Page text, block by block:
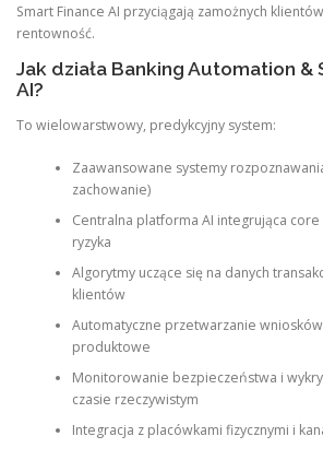
Smart Finance AI przyciągają zamożnych
rentowność.
Jak działa Banking Automation &
AI?
To wielowarstwowy, predykcyjny system:
Zaawansowane systemy
zachowanie)
Centralna platforma AI integrująca core
ryzyka
Algorytmy uczące się na danych
klientów
Automatyczne przetwarzanie
produktowe
Monitorowanie bezpieczeństwa i
czasie rzeczywistym
Integracja z placówkami fizycznymi i